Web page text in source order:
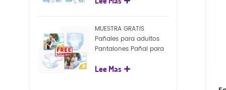
MUESTRA GRATIS
Pañales para adultos
Pantalones Pañal para
para adultos
Lee Mas